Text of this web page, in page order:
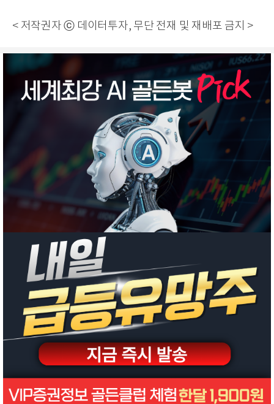
< 저작권자 ⓒ 데이터투자, 무단 전재 및 재배포 금지 >